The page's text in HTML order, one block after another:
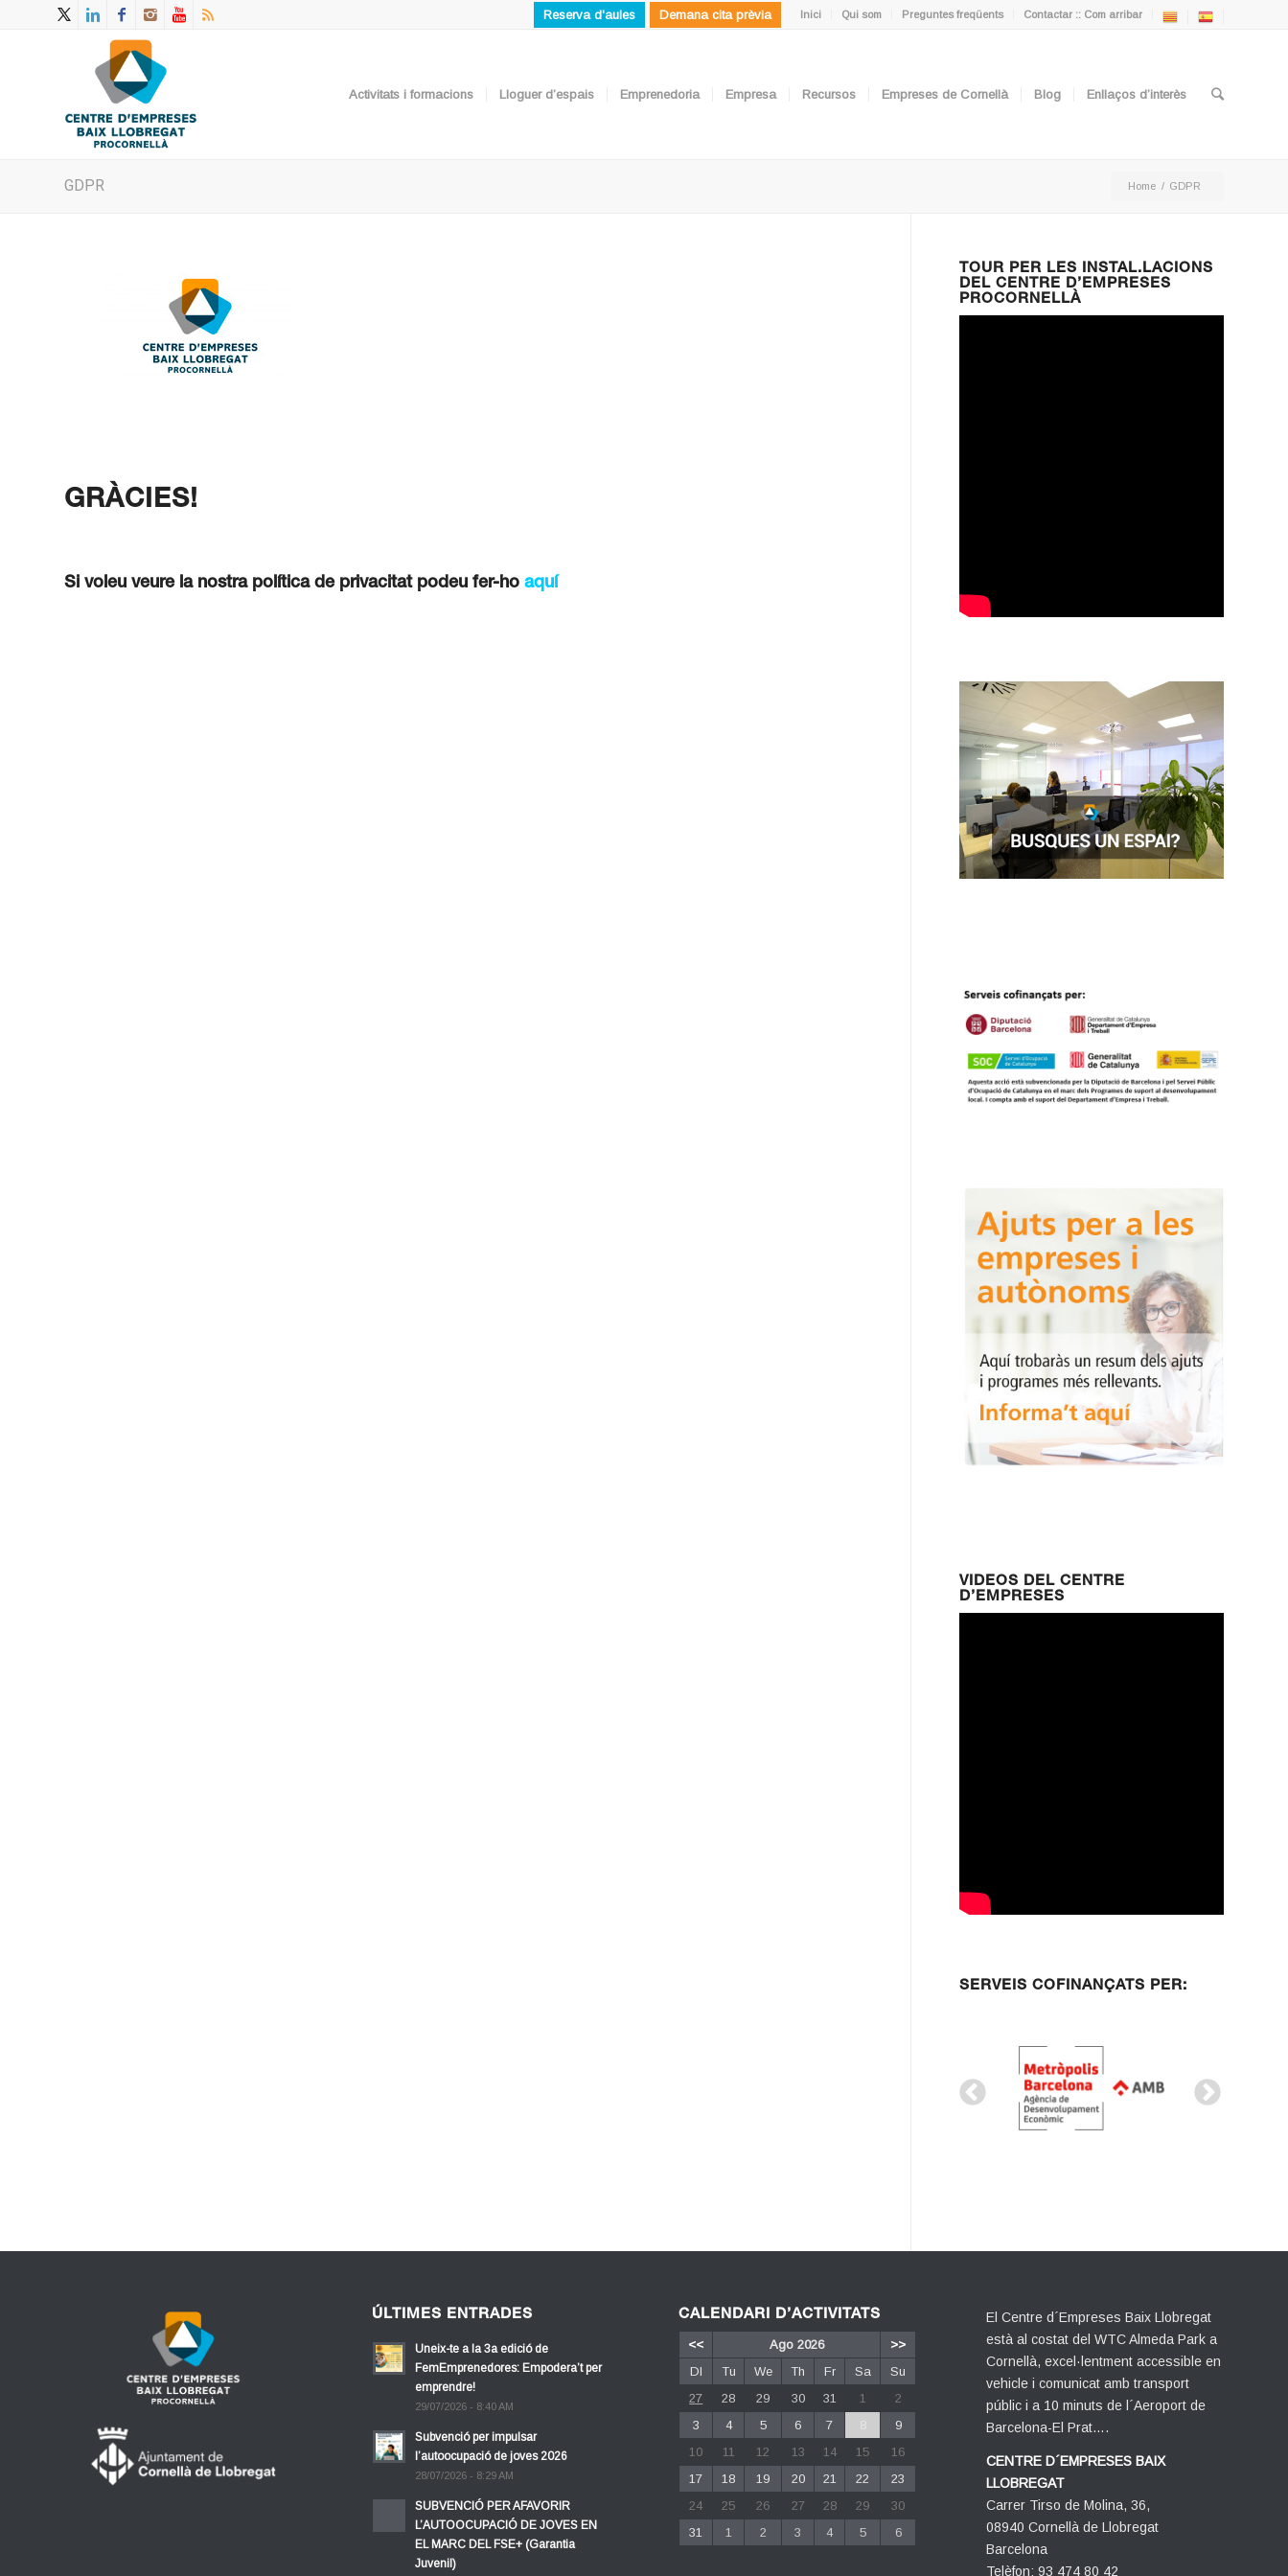
Inici Qui som Preguntes freqüents Contactar :: Com arribar
Reserva d'aules Demana cita prèvia
Activitats i formacions Lloguer d’espais Emprenedoria Empresa Recursos Empreses de Cornellà Blog Enllaços d’interès
GDPR Home / GDPR
GRÀCIES!
Si voleu veure la nostra política de privacitat podeu fer-ho aquí
TOUR PER LES INSTAL.LACIONS
DEL CENTRE D’EMPRESES
PROCORNELLÀ
VIDEOS DEL CENTRE
D’EMPRESES
SERVEIS COFINANÇATS PER:
ÚLTIMES ENTRADES
Uneix-te a la 3a edició de
FemEmprenedores: Empodera’t per
emprendre!
29/07/2026 - 8:40 AM
Subvenció per impulsar
l’autoocupació de joves 2026
28/07/2026 - 8:29 AM
SUBVENCIÓ PER AFAVORIR
L’AUTOOCUPACIÓ DE JOVES EN
EL MARC DEL FSE+ (Garantia
Juvenil)
CALENDARI D’ACTIVITATS
<< Ago 2026
>>
Dl
Tu We Th Fr Sa
Su
27
28 29 30 31 1
2
3
4 5 6 7 8
9
10
11 12 13 14 15
16
17
18 19 20 21 22
23
24
25 26 27 28 29
30
31
1 2 3 4 5 6
El Centre d´Empreses Baix Llobregat
està al costat del WTC Almeda Park a
Cornellà, excel·lentment accessible en
vehicle i comunicat amb transport
públic i a 10 minuts de l´Aeroport de
Barcelona-El Prat….
CENTRE D´EMPRESES BAIX
LLOBREGAT
Carrer Tirso de Molina, 36,
08940 Cornellà de Llobregat
Barcelona
Telèfon: 93 474 80 42